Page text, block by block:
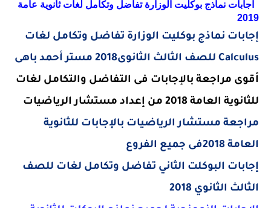
اجابات نماذج بوكليت الوزارة تفاضل وتكامل لغات ثانوية عامة
2019
إجابات نماذج بوكليت الوزارة تفاضل وتكامل لغات
Calculus للصف الثالث الثانوى2018 مستر أحمد باهى
أقوى مراجعة بالإجابات فى التفاضل والتكامل لغات
للثانوية العامة 2018 من إعداد مستشار الرياضيات
مراجعة مستشار الرياضيات بالإجابات للثانوية
العامة 2018فى جميع الفروع
إجابات البوكلت الثاني تفاضل وتكامل لغات للصف
الثالث الثانوي 2018